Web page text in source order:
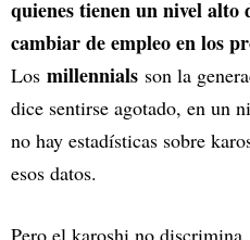
quienes tienen un nivel alto
cambiar de empleo en los
Los millennials son la
dice sentirse agotado, en un
no hay estadísticas sobre
esos datos.
Pero el karoshi no